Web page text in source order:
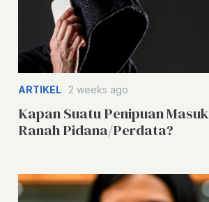
ARTIKEL 2 weeks ago
Kapan Suatu Penipuan Masuk
Ranah Pidana/Perdata?